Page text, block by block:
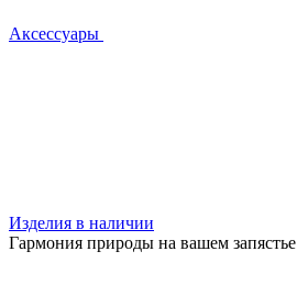
Аксессуары
Изделия в наличии
Гармония природы на вашем запястье